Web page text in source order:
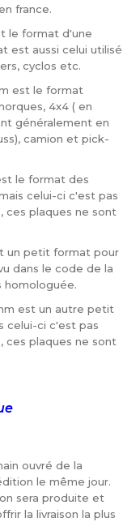
france.
le format d'une
est aussi celui utilisé
cyclos etc.
est le format
4x4 ( en
généralement en
camion et pick-
le format des
celui-ci c'est pas
ces plaques ne sont
un petit format pour
dans le code de la
homologuée.
est un autre petit
celui-ci c'est pas
ces plaques ne sont
ouvré de la
le même jour.
sera produite et
la livraison la plus